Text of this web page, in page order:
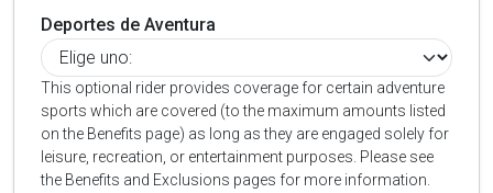
Deportes de Aventura
This optional rider provides coverage for certain adventure
sports which are covered (to the maximum amounts listed
on the Benefits page) as long as they are engaged solely for
leisure, recreation, or entertainment purposes. Please see
the Benefits and Exclusions pages for more information.